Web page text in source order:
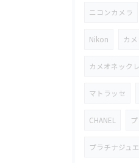
ニコンカメラ
Nikon カメ
カメオネック
マトラッセ
CHANEL
プラチナジュ